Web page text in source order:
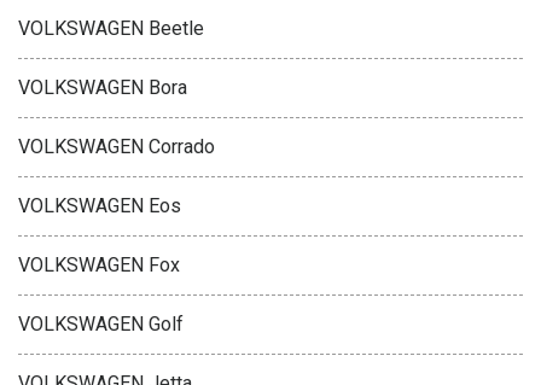
VOLKSWAGEN Beetle
VOLKSWAGEN Bora
VOLKSWAGEN Corrado
VOLKSWAGEN Eos
VOLKSWAGEN Fox
VOLKSWAGEN Golf